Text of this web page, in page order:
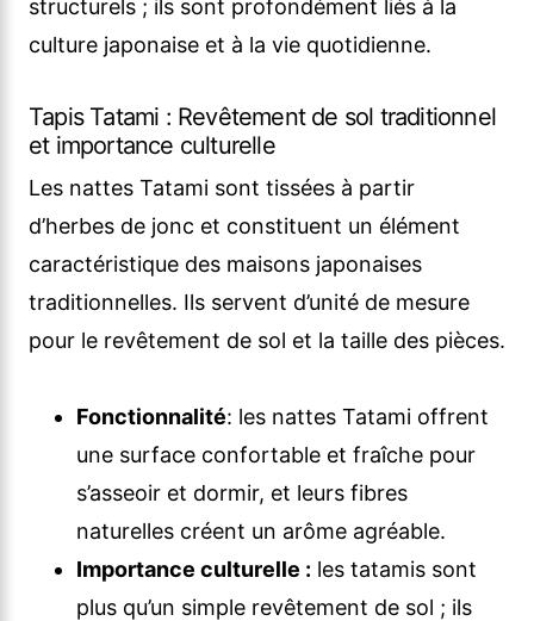
structurels ; ils sont profondément liés à la
culture japonaise et à la vie quotidienne.
Tapis Tatami : Revêtement de sol traditionnel
et importance culturelle
Les nattes Tatami sont tissées à partir
d’herbes de jonc et constituent un élément
caractéristique des maisons japonaises
traditionnelles. Ils servent d’unité de mesure
pour le revêtement de sol et la taille des pièces.
Fonctionnalité: les nattes Tatami offrent
une surface confortable et fraîche pour
s’asseoir et dormir, et leurs fibres
naturelles créent un arôme agréable.
Importance culturelle : les tatamis sont
plus qu’un simple revêtement de sol ; ils